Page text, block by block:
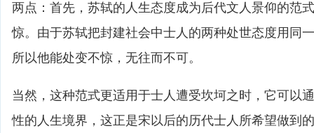
两点：首先，苏轼的人生态度成为后代文人景仰的范
惊。由于苏轼把封建社会中士人的两种处世态度用同
所以他能处变不惊，无往而不可。
当然，这种范式更适用于士人遭受坎坷之时，它可以
性的人生境界，这正是宋以后的历代士人所希望做到